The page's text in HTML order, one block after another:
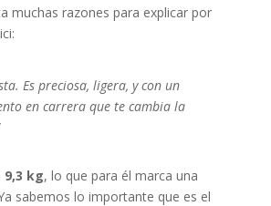
muchas razones para explicar por
Es preciosa, ligera, y con un
en carrera que te cambia la
9,3 kg, lo que para él marca una
sabemos lo importante que es el